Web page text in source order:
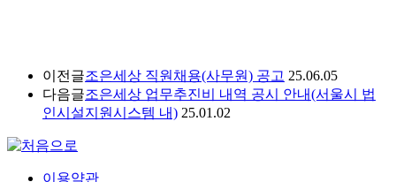
이전글조은세상 직원채용(사무원) 공고 25.06.05
다음글조은세상 업무추진비 내역 공시 안내(서울시 법
인시설지원시스템 내) 25.01.02
이용약관